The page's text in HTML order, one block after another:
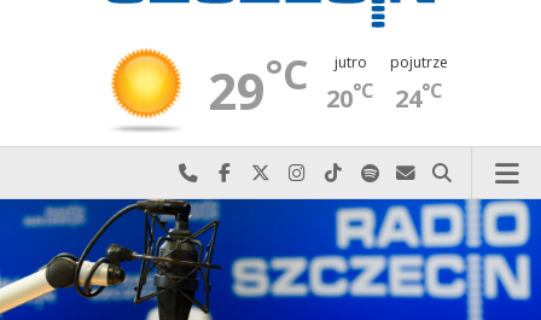
29°C jutro
20°C
pojutrze
24°C
Najlepiej po prostu do nas zadzwoń
Odwiedź nas na Facebook-u
Odwiedź nas na X
Odwiedź nas na Instagram-ie
Odwiedź nas na TikTok-u
Szukaj nas na Spotify
Wyślij do nas
Szukaj